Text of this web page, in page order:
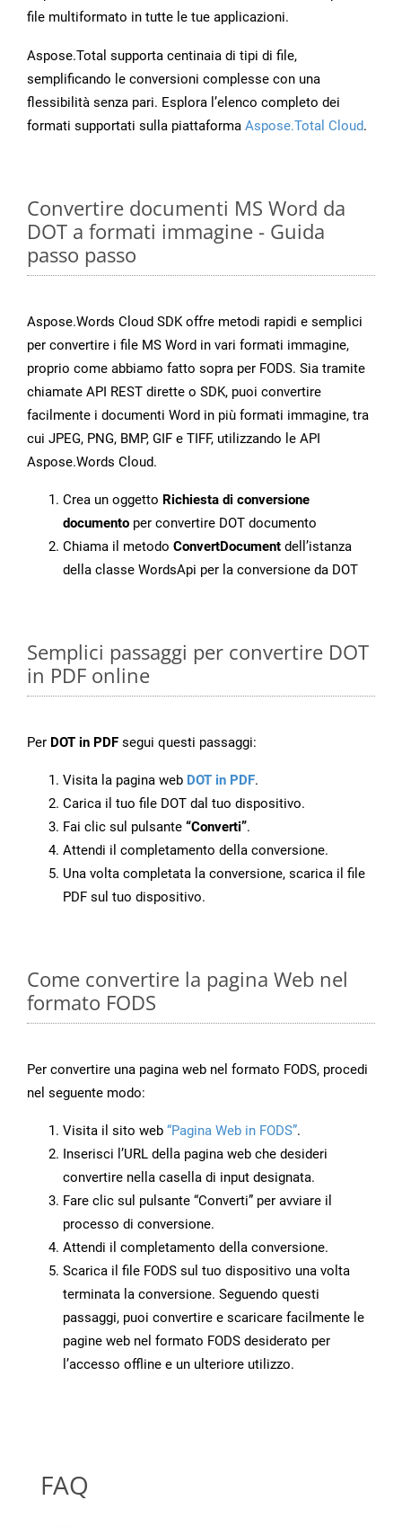
file multiformato in tutte le tue applicazioni.
Aspose.Total supporta centinaia di tipi di file,
semplificando le conversioni complesse con una
flessibilità senza pari. Esplora l’elenco completo dei
formati supportati sulla piattaforma Aspose.Total Cloud.
Convertire documenti MS Word da
DOT a formati immagine - Guida
passo passo
Aspose.Words Cloud SDK offre metodi rapidi e semplici
per convertire i file MS Word in vari formati immagine,
proprio come abbiamo fatto sopra per FODS. Sia tramite
chiamate API REST dirette o SDK, puoi convertire
facilmente i documenti Word in più formati immagine, tra
cui JPEG, PNG, BMP, GIF e TIFF, utilizzando le API
Aspose.Words Cloud.
Crea un oggetto Richiesta di conversione
documento per convertire DOT documento
Chiama il metodo ConvertDocument dell’istanza
della classe WordsApi per la conversione da DOT
Semplici passaggi per convertire DOT
in PDF online
Per DOT in PDF segui questi passaggi:
Visita la pagina web DOT in PDF.
Carica il tuo file DOT dal tuo dispositivo.
Fai clic sul pulsante “Converti”.
Attendi il completamento della conversione.
Una volta completata la conversione, scarica il file
PDF sul tuo dispositivo.
Come convertire la pagina Web nel
formato FODS
Per convertire una pagina web nel formato FODS, procedi
nel seguente modo:
Visita il sito web “Pagina Web in FODS”.
Inserisci l’URL della pagina web che desideri
convertire nella casella di input designata.
Fare clic sul pulsante “Converti” per avviare il
processo di conversione.
Attendi il completamento della conversione.
Scarica il file FODS sul tuo dispositivo una volta
terminata la conversione. Seguendo questi
passaggi, puoi convertire e scaricare facilmente le
pagine web nel formato FODS desiderato per
l’accesso offline e un ulteriore utilizzo.
FAQ